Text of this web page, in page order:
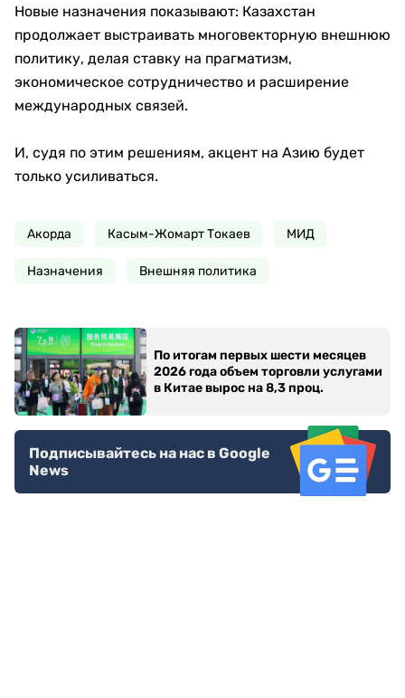
Новые назначения показывают: Казахстан
продолжает выстраивать многовекторную внешнюю
политику, делая ставку на прагматизм,
экономическое сотрудничество и расширение
международных связей.
И, судя по этим решениям, акцент на Азию будет
только усиливаться.
Акорда Касым-Жомарт Токаев МИД
Назначения Внешняя политика
По итогам первых шести месяцев
2026 года объем торговли услугами
в Китае вырос на 8,3 проц.
Подписывайтесь на нас в Google
News